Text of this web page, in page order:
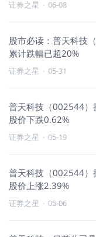
证券之星 · 06-08
股市必读：普天科技
累计跌幅已超20%
证券之星 · 05-31
普天科技（002544）
股价下跌0.62%
证券之星 · 05-19
普天科技（002544）
股价上涨2.39%
证券之星 · 05-06